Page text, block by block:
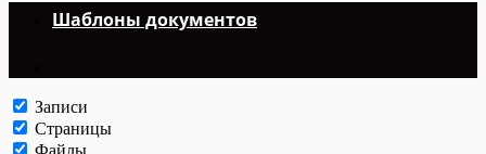
Шаблоны документов
Записи
Страницы
Файлы